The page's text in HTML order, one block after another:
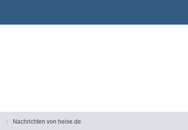
Nachrichten von heise.de